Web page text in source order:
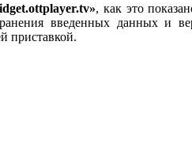
, как это
введенных данных и
приставкой.